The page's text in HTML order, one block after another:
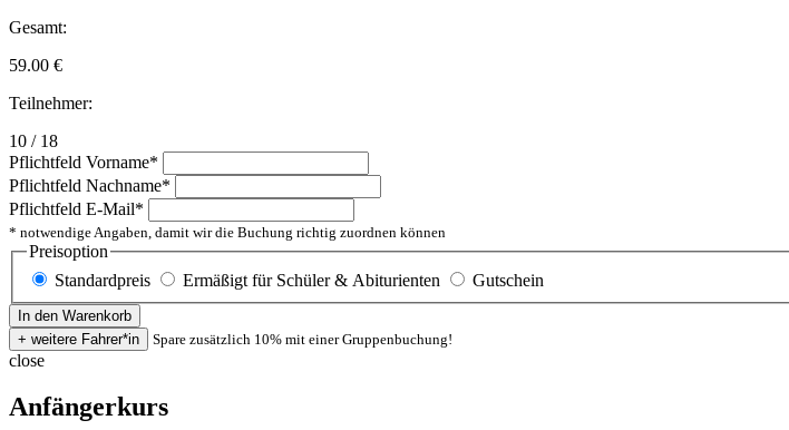
Gesamt:
59.00 €
Teilnehmer:
10 / 18
Pflichtfeld Vorname*
Pflichtfeld Nachname*
Pflichtfeld E-Mail*
* notwendige Angaben, damit wir die Buchung richtig zuordnen können
Preisoption
Standardpreis
Ermäßigt für Schüler & Abiturienten Gutschein
Spare zusätzlich 10% mit einer Gruppenbuchung!
close
Anfängerkurs